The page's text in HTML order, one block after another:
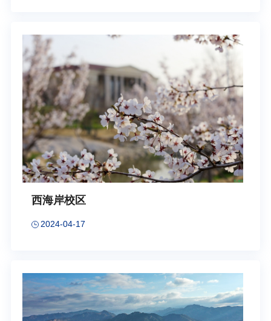
西海岸校区
2024-04-17